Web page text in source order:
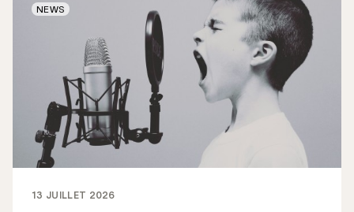
13 JUILLET 2026
NEWS